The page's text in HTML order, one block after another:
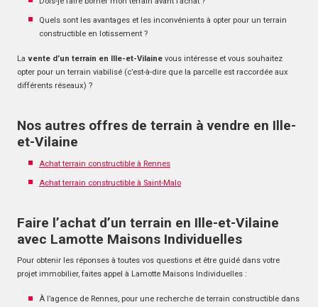
Quels sont les avantages et les inconvénients à opter pour un terrain
constructible en lotissement ?
La vente d’un terrain en Ille-et-Vilaine vous intéresse et vous souhaitez
opter pour un terrain viabilisé (c’est-à-dire que la parcelle est raccordée aux
différents réseaux) ?
Nos autres offres de terrain à vendre en Ille-
et-Vilaine
Achat terrain constructible à Rennes
Achat terrain constructible à Saint-Malo
Faire l’achat d’un terrain en Ille-et-Vilaine
avec Lamotte Maisons Individuelles
Pour obtenir les réponses à toutes vos questions et être guidé dans votre
projet immobilier, faites appel à Lamotte Maisons Individuelles :
À l’agence de Rennes, pour une recherche de terrain constructible dans